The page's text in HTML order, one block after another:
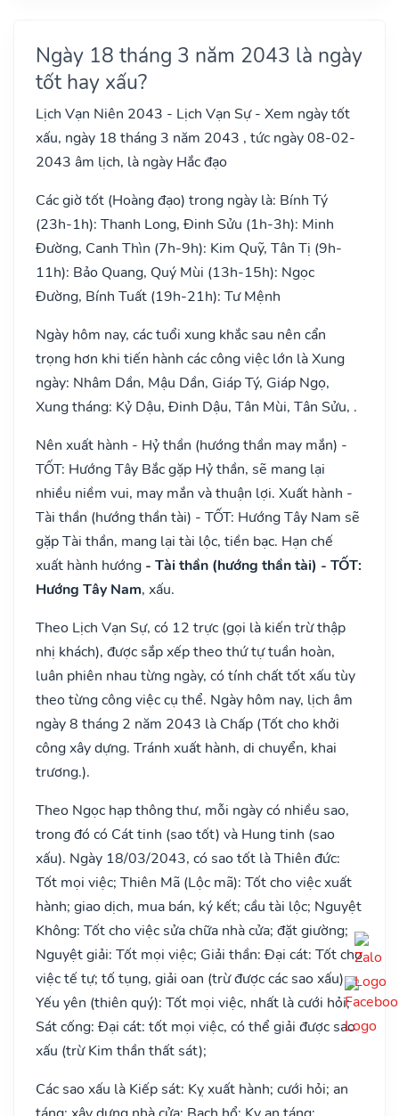
Ngày 18 tháng 3 năm 2043 là ngày
tốt hay xấu?
Lịch Vạn Niên 2043 - Lịch Vạn Sự - Xem ngày tốt
xấu, ngày 18 tháng 3 năm 2043 , tức ngày 08-02-
2043 âm lịch, là ngày Hắc đạo
Các giờ tốt (Hoàng đạo) trong ngày là: Bính Tý
(23h-1h): Thanh Long, Đinh Sửu (1h-3h): Minh
Đường, Canh Thìn (7h-9h): Kim Quỹ, Tân Tị (9h-
11h): Bảo Quang, Quý Mùi (13h-15h): Ngọc
Đường, Bính Tuất (19h-21h): Tư Mệnh
Ngày hôm nay, các tuổi xung khắc sau nên cẩn
trọng hơn khi tiến hành các công việc lớn là Xung
ngày: Nhâm Dần, Mậu Dần, Giáp Tý, Giáp Ngọ,
Xung tháng: Kỷ Dậu, Đinh Dậu, Tân Mùi, Tân Sửu, .
Nên xuất hành - Hỷ thần (hướng thần may mắn) -
TỐT: Hướng Tây Bắc gặp Hỷ thần, sẽ mang lại
nhiều niềm vui, may mắn và thuận lợi. Xuất hành -
Tài thần (hướng thần tài) - TỐT: Hướng Tây Nam sẽ
gặp Tài thần, mang lại tài lộc, tiền bạc. Hạn chế
xuất hành hướng - Tài thần (hướng thần tài) - TỐT:
Hướng Tây Nam, xấu.
Theo Lịch Vạn Sự, có 12 trực (gọi là kiến trừ thập
nhị khách), được sắp xếp theo thứ tự tuần hoàn,
luân phiên nhau từng ngày, có tính chất tốt xấu tùy
theo từng công việc cụ thể. Ngày hôm nay, lịch âm
ngày 8 tháng 2 năm 2043 là Chấp (Tốt cho khởi
công xây dựng. Tránh xuất hành, di chuyển, khai
trương.).
Theo Ngọc hạp thông thư, mỗi ngày có nhiều sao,
trong đó có Cát tinh (sao tốt) và Hung tinh (sao
xấu). Ngày 18/03/2043, có sao tốt là Thiên đức:
Tốt mọi việc; Thiên Mã (Lộc mã): Tốt cho việc xuất
hành; giao dịch, mua bán, ký kết; cầu tài lộc; Nguyệt
Không: Tốt cho việc sửa chữa nhà cửa; đặt giường;
Nguyệt giải: Tốt mọi việc; Giải thần: Đại cát: Tốt cho
việc tế tự; tố tụng, giải oan (trừ được các sao xấu);
Yếu yên (thiên quý): Tốt mọi việc, nhất là cưới hỏi;
Sát cống: Đại cát: tốt mọi việc, có thể giải được sao
xấu (trừ Kim thần thất sát);
Các sao xấu là Kiếp sát: Kỵ xuất hành; cưới hỏi; an